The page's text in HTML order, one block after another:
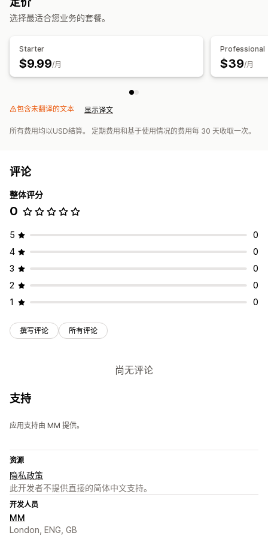
选择最适合您业务的套餐。
Starter
$9.99/月
Professional
$39/月
包含未翻译的文本 显示译文
所有费用均以USD结算。 定期费用和基于使用情况的费用每 30 天收取一次。
评论
整体评分
0
5
0
4
0
3
0
2
0
1
0
撰写评论 所有评论
尚无评论
支持
应用支持由 MM 提供。
资源
隐私政策
此开发者不提供直接的简体中文支持。
开发人员
MM
London, ENG, GB